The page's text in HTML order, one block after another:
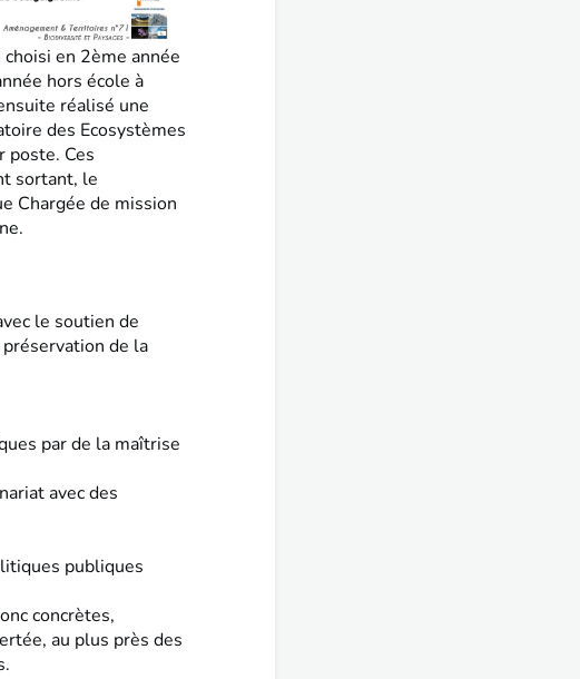
choisi en 2ème année
hors école à
réalisé une
des Ecosystèmes
poste. Ces
sortant, le
Chargée de mission
le soutien de
de la
par de la maîtrise
avec des
publiques
concrètes,
au plus près des